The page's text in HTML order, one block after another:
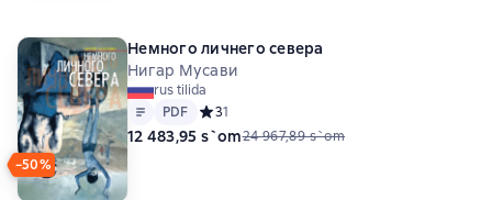
−50%
Немного личнего севера
Нигар Мусави
rus tilida
Matn
PDF
PDF Средний рейтинг 3 на основе 1 оценок
31
12 483,95 s`om24 967,89 s`om